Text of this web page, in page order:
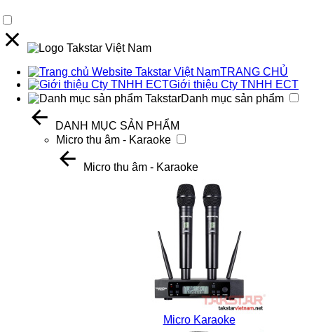
TRANG CHỦ
Giới thiệu Cty TNHH ECT
Danh mục sản phẩm
DANH MỤC SẢN PHẨM
Micro thu âm - Karaoke
Micro thu âm - Karaoke
Micro Karaoke